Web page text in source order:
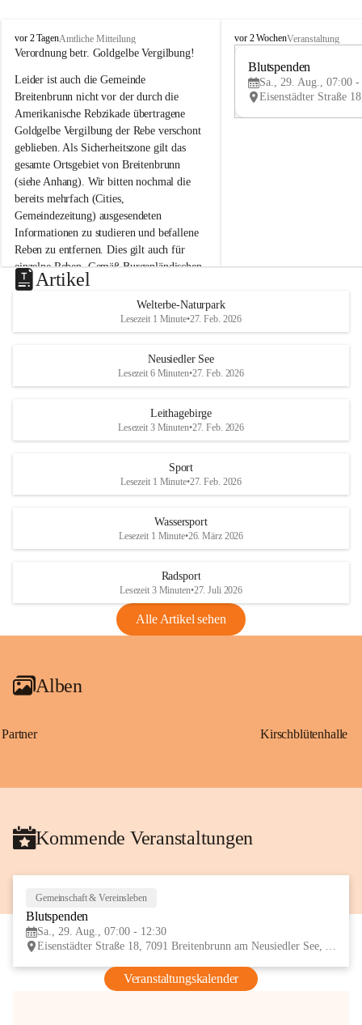
B
r
i
t
e
n
b
r
u
n
n
a
m
N
e
u
s
d
S
vor 2 TagenAmtliche Mitteilung
Verordnung betr. Goldgelbe Vergilbung!
Leider ist auch die Gemeinde
Breitenbrunn nicht vor der durch die
Amerikanische Rebzikade übertragene
Goldgelbe Vergilbung der Rebe verschont
geblieben. Als Sicherheitszone gilt das
gesamte Ortsgebiet von Breitenbrunn
(siehe Anhang). Wir bitten nochmal die
bereits mehrfach (Cities,
Gemeindezeitung) ausgesendeten
Informationen zu studieren und befallene
Reben zu entfernen. Dies gilt auch für
einzelne Reben. Gemäß Burgenländischen
Weinbaugesetz sind nicht gepflegte oder
unzulässige Weingärten zu roden! Bitte
helfen wir zusammen um unsere Winzer
vor den prognostizierten Ernteausfällen
und den daraus folgenden wirtschaftlichen
Maßnahmen zur Bekämpfung
Rebe und der Amerikanischen
Anhang VBl. EU Nr. 18
1 Seite•1,4 MB
VBl. EU Nr. 18_2026
B
e
u
e
d
r
S
vor 2 WochenVeranstaltung
Blutspenden
Sa., 29. Aug., 07:00 -
Artikel
Welterbe-Naturpark
Lesezeit 1 Minute•27. Feb. 2026
Neusiedler See
Lesezeit 6 Minuten•27. Feb. 2026
Leithagebirge
Lesezeit 3 Minuten•27. Feb. 2026
Sport
Lesezeit 1 Minute•27. Feb. 2026
Wassersport
Lesezeit 1 Minute•26. März 2026
Radsport
Lesezeit 3 Minuten•27. Juli 2026
Alle Artikel sehen
Alben
Partner Kirschblütenhalle
Kommende Veranstaltungen
Gemeinschaft & Vereinsleben
Blutspenden
Sa., 29. Aug., 07:00 - 12:30
Eisenstädter Straße 18, 7091 Breitenbrunn am Neusiedler See, AUT
Veranstaltungskalender